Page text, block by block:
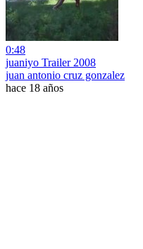
0:48
juaniyo Trailer 2008
juan antonio cruz gonzalez
hace 18 años